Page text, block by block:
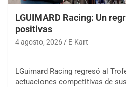
LGUIMARD Racing: Un
positivas
4 agosto, 2026 E-Kart
LGuimard Racing regresó al
actuaciones competitivas de